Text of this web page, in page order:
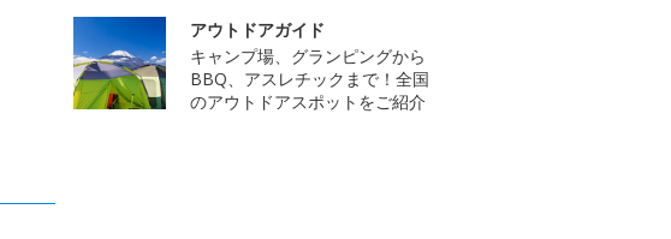
アウトドアガイド
キャンプ場、グランピングから
BBQ、アスレチックまで！全国
のアウトドアスポットをご紹介